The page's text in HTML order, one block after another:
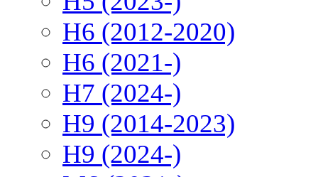
H6 (2012-2020)
H6 (2021-)
H7 (2024-)
H9 (2014-2023)
H9 (2024-)